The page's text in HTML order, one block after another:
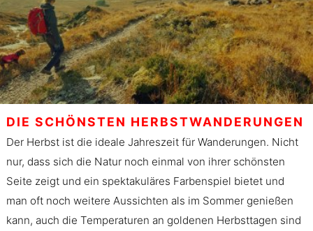
DIE SCHÖNSTEN HERBSTWANDERUNGEN
Der Herbst ist die ideale Jahreszeit für Wanderungen. Nicht
nur, dass sich die Natur noch einmal von ihrer schönsten
Seite zeigt und ein spektakuläres Farbenspiel bietet und
man oft noch weitere Aussichten als im Sommer genießen
kann, auch die Temperaturen an goldenen Herbsttagen sind